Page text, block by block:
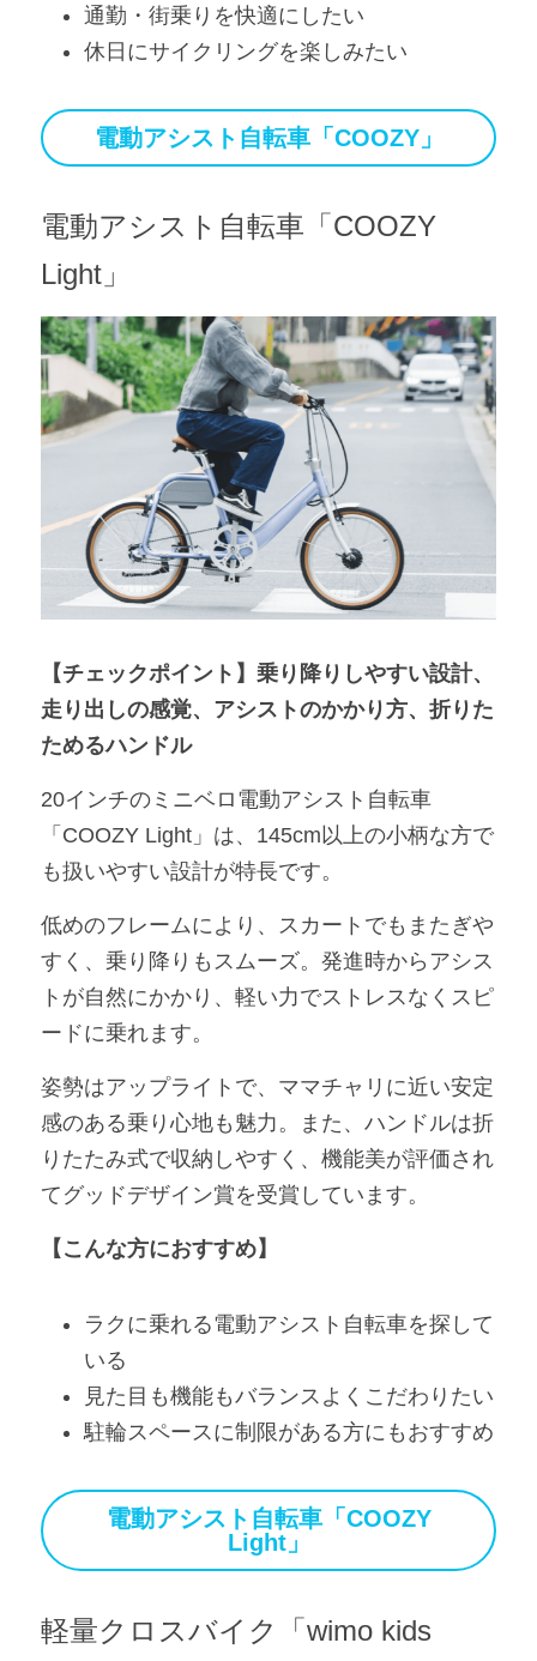
通勤・街乗りを快適にしたい
休日にサイクリングを楽しみたい
電動アシスト自転車「COOZY」
電動アシスト自転車「COOZY
Light」
【チェックポイント】乗り降りしやすい設計、
走り出しの感覚、アシストのかかり方、折りた
ためるハンドル
20インチのミニベロ電動アシスト自転車
「COOZY Light」は、145cm以上の小柄な方で
も扱いやすい設計が特長です。
低めのフレームにより、スカートでもまたぎや
すく、乗り降りもスムーズ。発進時からアシス
トが自然にかかり、軽い力でストレスなくスピ
ードに乗れます。
姿勢はアップライトで、ママチャリに近い安定
感のある乗り心地も魅力。また、ハンドルは折
りたたみ式で収納しやすく、機能美が評価され
てグッドデザイン賞を受賞しています。
【こんな方におすすめ】
ラクに乗れる電動アシスト自転車を探して
いる
見た目も機能もバランスよくこだわりたい
駐輪スペースに制限がある方にもおすすめ
電動アシスト自転車「COOZY
Light」
軽量クロスバイク「wimo kids